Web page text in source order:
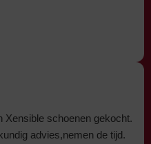
Xensible schoenen gekocht.
advies,nemen de tijd.